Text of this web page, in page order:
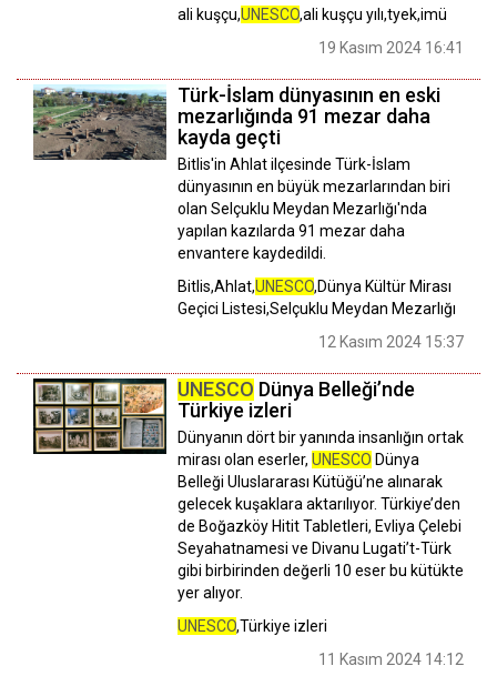
ali kuşçu,UNESCO,ali kuşçu yılı,tyek,imü
19 Kasım 2024 16:41
Türk-İslam dünyasının en eski
mezarlığında 91 mezar daha
kayda geçti
Bitlis'in Ahlat ilçesinde Türk-İslam
dünyasının en büyük mezarlarından biri
olan Selçuklu Meydan Mezarlığı'nda
yapılan kazılarda 91 mezar daha
envantere kaydedildi.
Bitlis,Ahlat,UNESCO,Dünya Kültür Mirası
Geçici Listesi,Selçuklu Meydan Mezarlığı
12 Kasım 2024 15:37
UNESCO Dünya Belleği’nde
Türkiye izleri
Dünyanın dört bir yanında insanlığın ortak
mirası olan eserler, UNESCO Dünya
Belleği Uluslararası Kütüğü’ne alınarak
gelecek kuşaklara aktarılıyor. Türkiye’den
de Boğazköy Hitit Tabletleri, Evliya Çelebi
Seyahatnamesi ve Divanu Lugati’t-Türk
gibi birbirinden değerli 10 eser bu kütükte
yer alıyor.
UNESCO,Türkiye izleri
11 Kasım 2024 14:12